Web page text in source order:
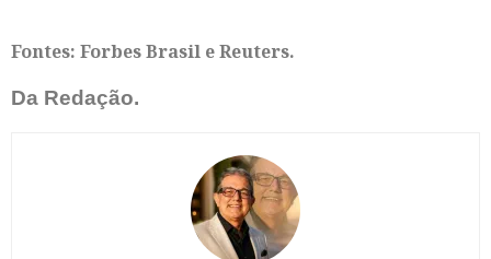
Fontes: Forbes Brasil e Reuters.
Da Redação.